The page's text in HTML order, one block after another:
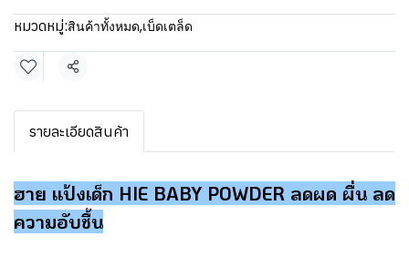
หมวดหมู่:สินค้าทั้งหมด,เบ็ดเตล็ด
แชร์
รายละเอียดสินค้า
ฮาย แป้งเด็ก HIE BABY POWDER ลดผด ผื่น ลด
ความอับชื้น